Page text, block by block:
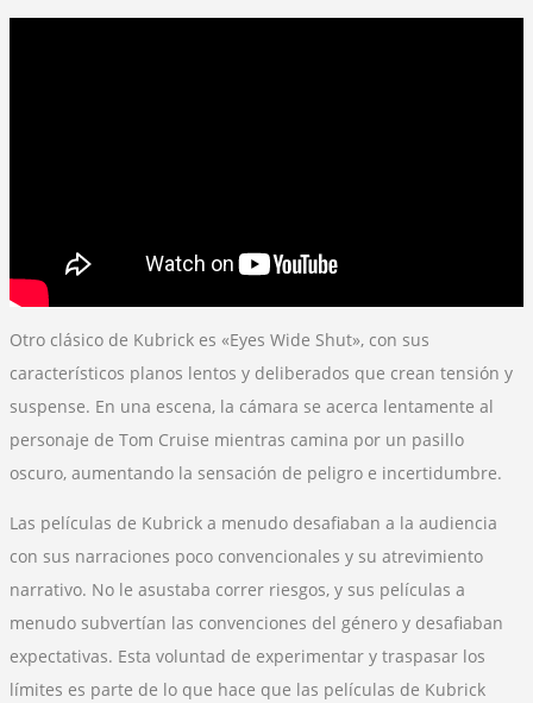
Otro clásico de Kubrick es «Eyes Wide Shut», con sus
característicos planos lentos y deliberados que crean tensión y
suspense. En una escena, la cámara se acerca lentamente al
personaje de Tom Cruise mientras camina por un pasillo
oscuro, aumentando la sensación de peligro e incertidumbre.
Las películas de Kubrick a menudo desafiaban a la audiencia
con sus narraciones poco convencionales y su atrevimiento
narrativo. No le asustaba correr riesgos, y sus películas a
menudo subvertían las convenciones del género y desafiaban
expectativas. Esta voluntad de experimentar y traspasar los
límites es parte de lo que hace que las películas de Kubrick